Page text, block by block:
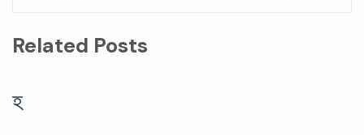
Related Posts
হ